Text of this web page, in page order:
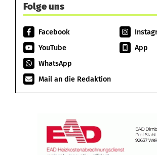
Folge uns
Facebook
YouTube
App
WhatsApp
Mail an die Redaktion